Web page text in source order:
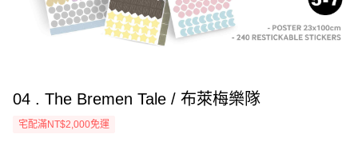
04 . The Bremen Tale / 布萊梅樂隊
宅配滿NT$2,000免運